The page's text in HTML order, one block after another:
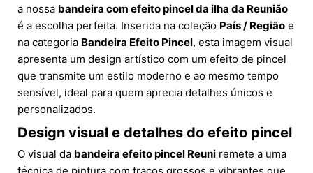
a nossa bandeira com efeito pincel da ilha da Reunião
é a escolha perfeita. Inserida na coleção País / Região e
na categoria Bandeira Efeito Pincel, esta imagem visual
apresenta um design artístico com um efeito de pincel
que transmite um estilo moderno e ao mesmo tempo
sensível, ideal para quem aprecia detalhes únicos e
personalizados.
Design visual e detalhes do efeito pincel
O visual da bandeira efeito pincel Reuni remete a uma